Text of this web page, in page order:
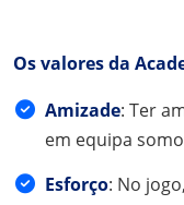
Os valores da
Amizade: Ter
em equipa
Esforço: No